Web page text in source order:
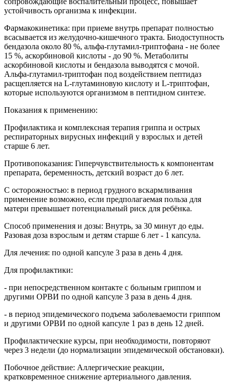
устойчивость организма к инфекции.
Фармакокинетика: при приеме внутрь препарат полностью
всасывается из желудочно-кишечного тракта. Биодоступность
бендазола около 80 %, альфа-глутамил-триптофана - не более
15 %, аскорбиновой кислоты - до 90 %. Метаболиты
аскорбиновой кислоты и бендазола выводятся с мочой.
Альфа-глутамил-триптофан под воздействием пептидаз
расщепляется на L-глутаминовую кислоту и L-триптофан,
которые используются организмом в пептидном синтезе.
Показания к применению:
Профилактика и комплексная терапия гриппа и острых
респираторных вирусных инфекций у взрослых и детей
старше 6 лет.
Противопоказания: Гиперчувствительность к компонентам
препарата, беременность, детский возраст до 6 лет.
С осторожностью: в период грудного вскармливания
применение возможно, если предполагаемая польза для
матери превышает потенциальный риск для ребёнка.
Способ применения и дозы: Внутрь, за 30 минут до еды.
Разовая доза взрослым и детям старше 6 лет - 1 капсула.
Для лечения: по одной капсуле 3 раза в день 4 дня.
Для профилактики:
- при непосредственном контакте с больным гриппом и
другими ОРВИ по одной капсуле 3 раза в день 4 дня.
- в период эпидемического подъема заболеваемости гриппом
и другими ОРВИ по одной капсуле 1 раз в день 12 дней.
Профилактические курсы, при необходимости, повторяют
через 3 недели (до нормализации эпидемической обстановки).
Побочное действие: Аллергические реакции,
кратковременное снижение артериального давления.